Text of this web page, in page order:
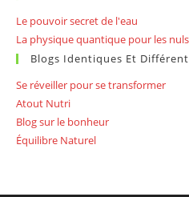
Le pouvoir secret de l'eau
La physique quantique pour les nuls
Blogs Identiques Et
Se réveiller pour se transformer
Atout Nutri
Blog sur le bonheur
Équilibre Naturel